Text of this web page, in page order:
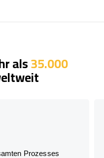
als35.000
Prozesses